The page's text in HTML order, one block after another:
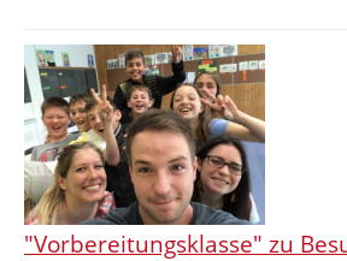
"Vorbereitungsklasse" zu